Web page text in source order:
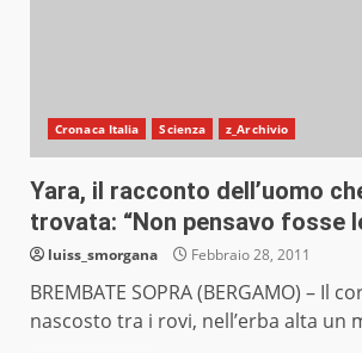
Cronaca Italia Scienza z_Archivio
Yara, il racconto dell’uomo
trovata: “Non pensavo fosse
luiss_smorgana Febbraio 28, 2011
BREMBATE SOPRA (BERGAMO) – Il
nascosto tra i rovi, nell’erba alta un